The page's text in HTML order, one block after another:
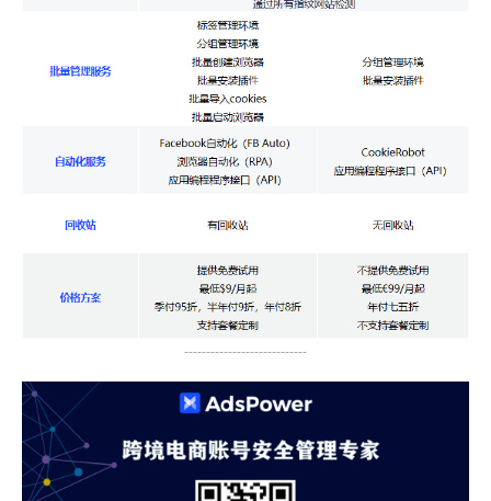
----------------------------